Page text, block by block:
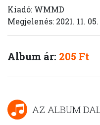
Kiadó: WMMD
Megjelenés: 2021. 11. 05.
Album ár: 205 Ft
AZ ALBUM